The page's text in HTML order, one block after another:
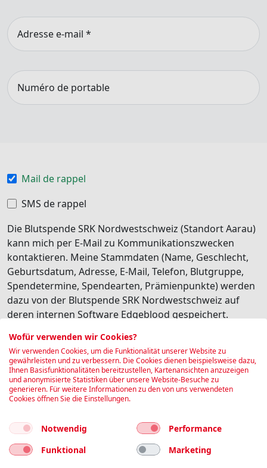
Adresse e-mail *
Numéro de portable
Mail de rappel
SMS de rappel
Die Blutspende SRK Nordwestschweiz (Standort Aarau)
kann mich per E-Mail zu Kommunikationszwecken
kontaktieren. Meine Stammdaten (Name, Geschlecht,
Geburtsdatum, Adresse, E-Mail, Telefon, Blutgruppe,
Spendetermine, Spendearten, Prämienpunkte) werden
dazu von der Blutspende SRK Nordwestschweiz auf
deren internen Software Edgeblood gespeichert.
Gesundheitsdaten) werden dabei nicht transferiert. Ich
habe jederzeit die Möglichkeit, diese personalisierte
Kommunikation wieder abzubestellen.
Je suis d'accord
Réserver
Wofür verwenden wir Cookies?
Wir verwenden Cookies, um die Funktionalität unserer Website zu
gewährleisten und zu verbessern. Die Cookies dienen beispielsweise dazu,
Ihnen Basisfunktionalitäten bereitzustellen, Kartenansichten anzuzeigen
und anonymisierte Statistiken über unsere Website-Besuche zu
generieren. Für weitere Informationen zu den von uns verwendeten
Cookies öffnen Sie die Einstellungen.
Notwendig
Performance
Funktional
Marketing